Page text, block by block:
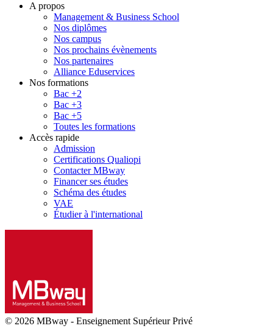
A propos
Management & Business School
Nos diplômes
Nos campus
Nos prochains évènements
Nos partenaires
Alliance Eduservices
Nos formations
Bac +2
Bac +3
Bac +5
Toutes les formations
Accès rapide
Admission
Certifications Qualiopi
Contacter MBway
Financer ses études
Schéma des études
VAE
Étudier à l'international
© 2026 MBway - Enseignement Supérieur Privé